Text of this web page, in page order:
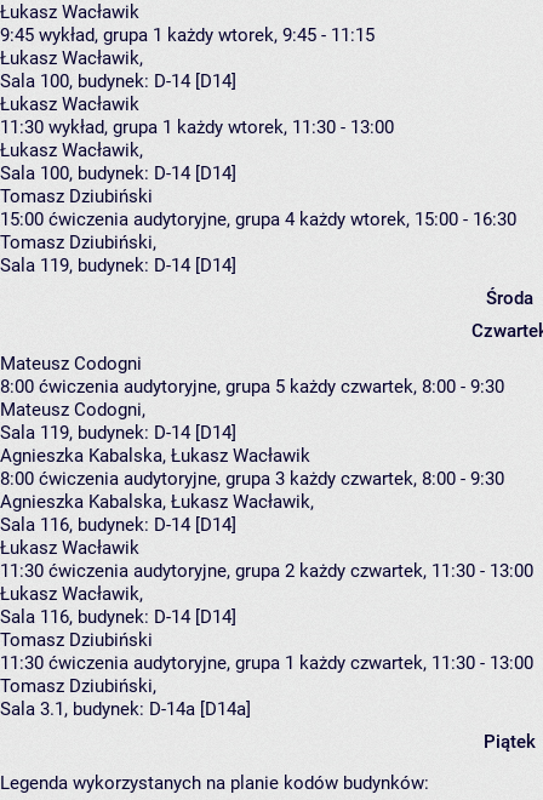
Łukasz Wacławik
9:45 wykład, grupa 1 każdy wtorek, 9:45 - 11:15
Łukasz Wacławik,
Sala 100, budynek: D-14 [D14]
Łukasz Wacławik
11:30 wykład, grupa 1 każdy wtorek, 11:30 - 13:00
Łukasz Wacławik,
Sala 100, budynek: D-14 [D14]
Tomasz Dziubiński
15:00 ćwiczenia audytoryjne, grupa 4 każdy wtorek, 15:00 - 16:30
Tomasz Dziubiński,
Sala 119, budynek: D-14 [D14]
Środa
Mateusz Codogni
8:00 ćwiczenia audytoryjne, grupa 5 każdy czwartek, 8:00 - 9:30
Mateusz Codogni,
Sala 119, budynek: D-14 [D14]
Agnieszka Kabalska, Łukasz Wacławik
8:00 ćwiczenia audytoryjne, grupa 3 każdy czwartek, 8:00 - 9:30
Agnieszka Kabalska, Łukasz Wacławik,
Sala 116, budynek: D-14 [D14]
Łukasz Wacławik
11:30 ćwiczenia audytoryjne, grupa 2 każdy czwartek, 11:30 - 13:00
Łukasz Wacławik,
Sala 116, budynek: D-14 [D14]
Tomasz Dziubiński
11:30 ćwiczenia audytoryjne, grupa 1 każdy czwartek, 11:30 - 13:00
Tomasz Dziubiński,
Sala 3.1, budynek: D-14a [D14a]
Piątek
Legenda wykorzystanych na planie kodów budynków: